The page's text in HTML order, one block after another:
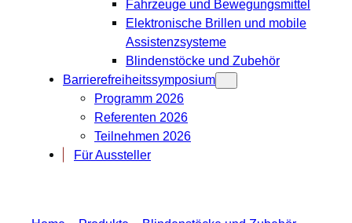
Fahrzeuge und Bewegungsmittel
Elektronische Brillen und mobile
Assistenzsysteme
Blindenstöcke und Zubehör
Barrierefreiheitssymposium
Programm 2026
Referenten 2026
Teilnehmen 2026
Für Aussteller